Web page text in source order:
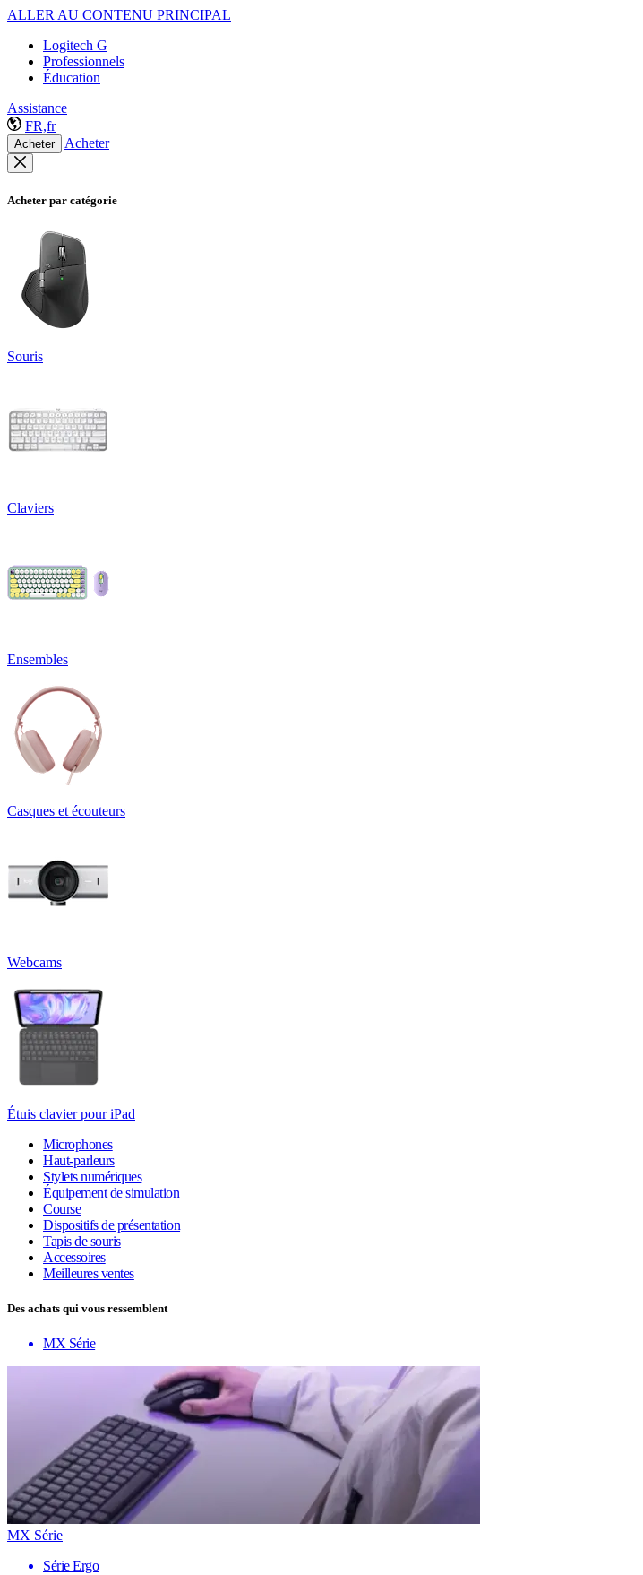
ALLER AU CONTENU PRINCIPAL
Logitech G
Professionnels
Éducation
Assistance
FR,fr
Acheter Acheter
Acheter par catégorie
Souris
Claviers
Ensembles
Casques et écouteurs
Webcams
Étuis clavier pour iPad
Microphones
Haut-parleurs
Stylets numériques
Équipement de simulation
Course
Dispositifs de présentation
Tapis de souris
Accessoires
Meilleures ventes
Des achats qui vous ressemblent
MX Série
MX Série
Série Ergo